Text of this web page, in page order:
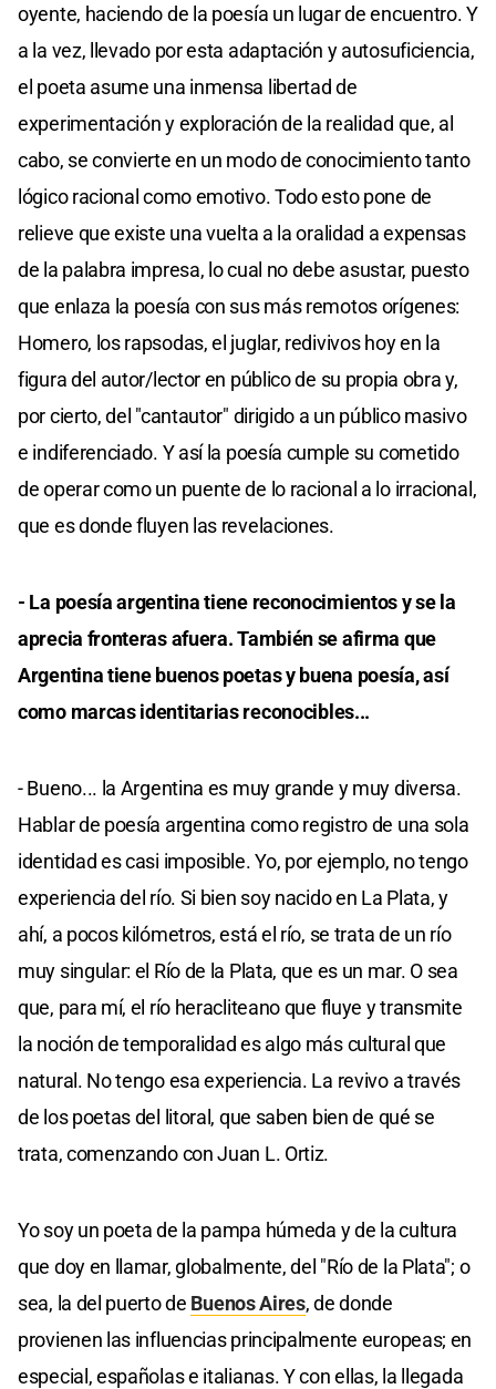
oyente, haciendo de la poesía un lugar de encuentro. Y
a la vez, llevado por esta adaptación y autosuficiencia,
el poeta asume una inmensa libertad de
experimentación y exploración de la realidad que, al
cabo, se convierte en un modo de conocimiento tanto
lógico racional como emotivo. Todo esto pone de
relieve que existe una vuelta a la oralidad a expensas
de la palabra impresa, lo cual no debe asustar, puesto
que enlaza la poesía con sus más remotos orígenes:
Homero, los rapsodas, el juglar, redivivos hoy en la
figura del autor/lector en público de su propia obra y,
por cierto, del "cantautor" dirigido a un público masivo
e indiferenciado. Y así la poesía cumple su cometido
de operar como un puente de lo racional a lo irracional,
que es donde fluyen las revelaciones.
- La poesía argentina tiene reconocimientos y se la
aprecia fronteras afuera. También se afirma que
Argentina tiene buenos poetas y buena poesía, así
como marcas identitarias reconocibles...
- Bueno... la Argentina es muy grande y muy diversa.
Hablar de poesía argentina como registro de una sola
identidad es casi imposible. Yo, por ejemplo, no tengo
experiencia del río. Si bien soy nacido en La Plata, y
ahí, a pocos kilómetros, está el río, se trata de un río
muy singular: el Río de la Plata, que es un mar. O sea
que, para mí, el río heracliteano que fluye y transmite
la noción de temporalidad es algo más cultural que
natural. No tengo esa experiencia. La revivo a través
de los poetas del litoral, que saben bien de qué se
trata, comenzando con Juan L. Ortiz.
Yo soy un poeta de la pampa húmeda y de la cultura
que doy en llamar, globalmente, del "Río de la Plata"; o
sea, la del puerto de Buenos Aires, de donde
provienen las influencias principalmente europeas; en
especial, españolas e italianas. Y con ellas, la llegada